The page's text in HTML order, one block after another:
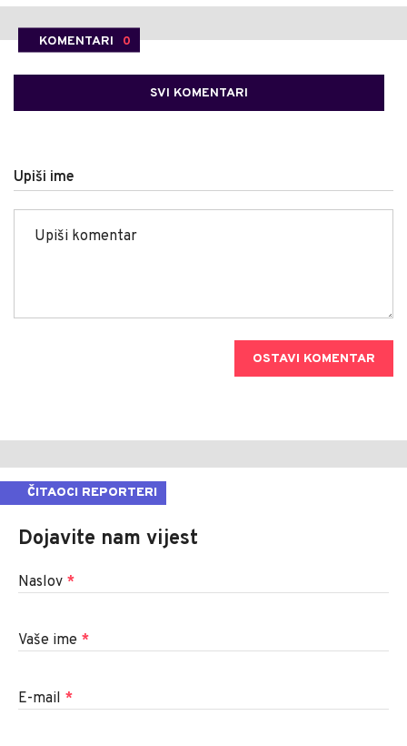
KOMENTARI 0
SVI KOMENTARI
Upiši ime
OSTAVI KOMENTAR
ČITAOCI REPORTERI
Dojavite nam vijest
Naslov *
Vaše ime *
E-mail *